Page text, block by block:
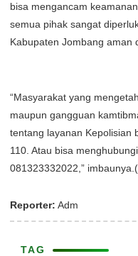
bisa mengancam
semua pihak sangat
Kabupaten Jombang aman
“Masyarakat yang
maupun gangguan
tentang layanan Kepolisian
110. Atau bisa
081323332022,”
Reporter: Adm
TAG